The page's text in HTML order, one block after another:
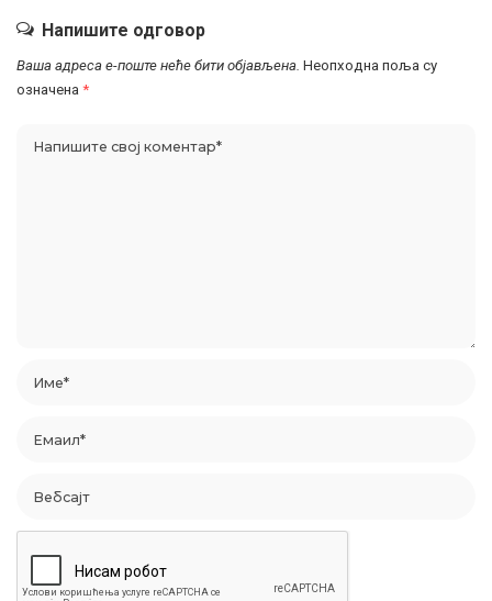
Напишите одговор
Ваша адреса е-поште неће бити објављена. Неопходна поља су
означена *